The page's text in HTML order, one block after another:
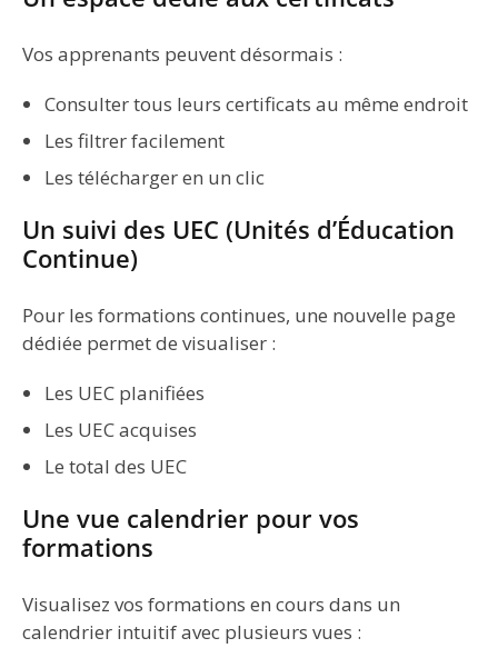
Vos apprenants peuvent désormais :
Consulter tous leurs certificats au même endroit
Les filtrer facilement
Les télécharger en un clic
Un suivi des UEC (Unités d’Éducation
Continue)
Pour les formations continues, une nouvelle page
dédiée permet de visualiser :
Les UEC planifiées
Les UEC acquises
Le total des UEC
Une vue calendrier pour vos
formations
Visualisez vos formations en cours dans un
calendrier intuitif avec plusieurs vues :